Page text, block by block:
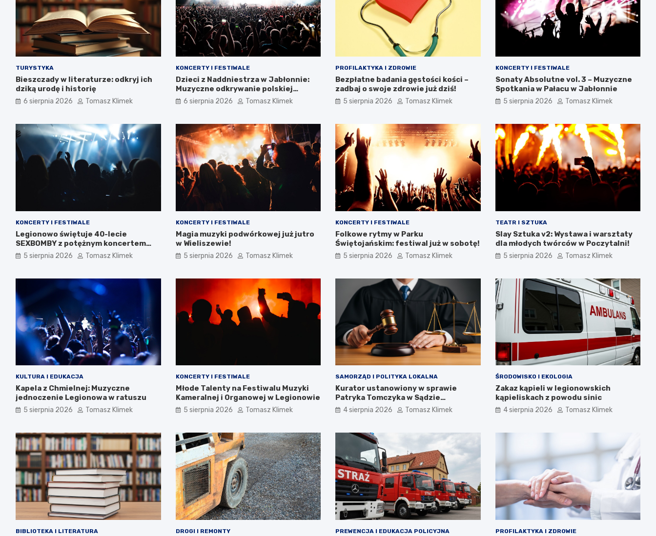
TURYSTYKA
Bieszczady w literaturze: odkryj ich
dziką urodę i historię
6 sierpnia 2026 Tomasz Klimek
KONCERTY I FESTIWALE
Dzieci z Naddniestrza w Jabłonnie:
Muzyczne odkrywanie polskiej
tożsamości
6 sierpnia 2026 Tomasz Klimek
PROFILAKTYKA I ZDROWIE
Bezpłatne badania gęstości kości –
zadbaj o swoje zdrowie już dziś!
5 sierpnia 2026 Tomasz Klimek
KONCERTY I FESTIWALE
Sonaty Absolutne vol. 3 – Muzyczne
Spotkania w Pałacu w Jabłonnie
5 sierpnia 2026 Tomasz Klimek
KONCERTY I FESTIWALE
Legionowo świętuje 40-lecie
SEXBOMBY z potężnym koncertem
punk rockowym!
5 sierpnia 2026 Tomasz Klimek
KONCERTY I FESTIWALE
Magia muzyki podwórkowej już jutro
w Wieliszewie!
5 sierpnia 2026 Tomasz Klimek
KONCERTY I FESTIWALE
Folkowe rytmy w Parku
Świętojańskim: festiwal już w sobotę!
5 sierpnia 2026 Tomasz Klimek
TEATR I SZTUKA
Slay Sztuka v2: Wystawa i warsztaty
dla młodych twórców w Poczytalni!
5 sierpnia 2026 Tomasz Klimek
KULTURA I EDUKACJA
Kapela z Chmielnej: Muzyczne
jednoczenie Legionowa w ratuszu
5 sierpnia 2026 Tomasz Klimek
KONCERTY I FESTIWALE
Młode Talenty na Festiwalu Muzyki
Kameralnej i Organowej w Legionowie
5 sierpnia 2026 Tomasz Klimek
SAMORZĄD I POLITYKA LOKALNA
Kurator ustanowiony w sprawie
Patryka Tomczyka w Sądzie
Rejonowym w Legionowie
4 sierpnia 2026 Tomasz Klimek
ŚRODOWISKO I EKOLOGIA
Zakaz kąpieli w legionowskich
kąpieliskach z powodu sinic
4 sierpnia 2026 Tomasz Klimek
BIBLIOTEKA I LITERATURA DROGI I REMONTY PREWENCJA I EDUKACJA POLICYJNA PROFILAKTYKA I ZDROWIE